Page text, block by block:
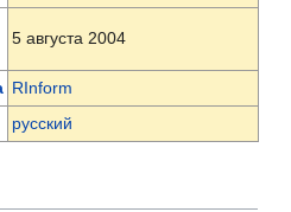
5 августа 2004
RInform
русский